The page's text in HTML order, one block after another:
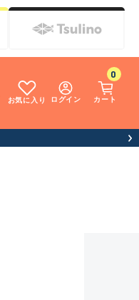
お気に入り ログイン カート
0